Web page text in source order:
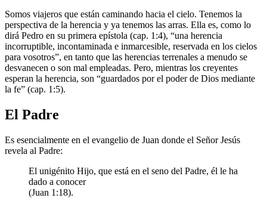
Somos viajeros que están caminando hacia el cielo. Tenemos la
perspectiva de la herencia y ya tenemos las arras. Ella es, como lo
dirá Pedro en su primera epístola (cap. 1:4), “una herencia
incorruptible, incontaminada e inmarcesible, reservada en los cielos
para vosotros”, en tanto que las herencias terrenales a menudo se
desvanecen o son mal empleadas. Pero, mientras los creyentes
esperan la herencia, son “guardados por el poder de Dios mediante
la fe” (cap. 1:5).
El Padre
Es esencialmente en el evangelio de Juan donde el Señor Jesús
revela al Padre:
El unigénito Hijo, que está en el seno del Padre, él le ha
dado a conocer
(Juan 1:18).